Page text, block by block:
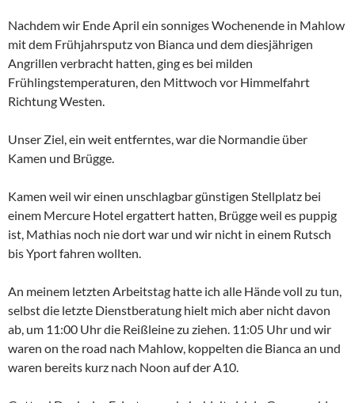
Nachdem wir Ende April ein sonniges Wochenende in Mahlow
mit dem Frühjahrsputz von Bianca und dem diesjährigen
Angrillen verbracht hatten, ging es bei milden
Frühlingstemperaturen, den Mittwoch vor Himmelfahrt
Richtung Westen.
Unser Ziel, ein weit entferntes, war die Normandie über
Kamen und Brügge.
Kamen weil wir einen unschlagbar günstigen Stellplatz bei
einem Mercure Hotel ergattert hatten, Brügge weil es puppig
ist, Mathias noch nie dort war und wir nicht in einem Rutsch
bis Yport fahren wollten.
An meinem letzten Arbeitstag hatte ich alle Hände voll zu tun,
selbst die letzte Dienstberatung hielt mich aber nicht davon
ab, um 11:00 Uhr die Reißleine zu ziehen. 11:05 Uhr und wir
waren on the road nach Mahlow, koppelten die Bianca an und
waren bereits kurz nach Noon auf der A10.